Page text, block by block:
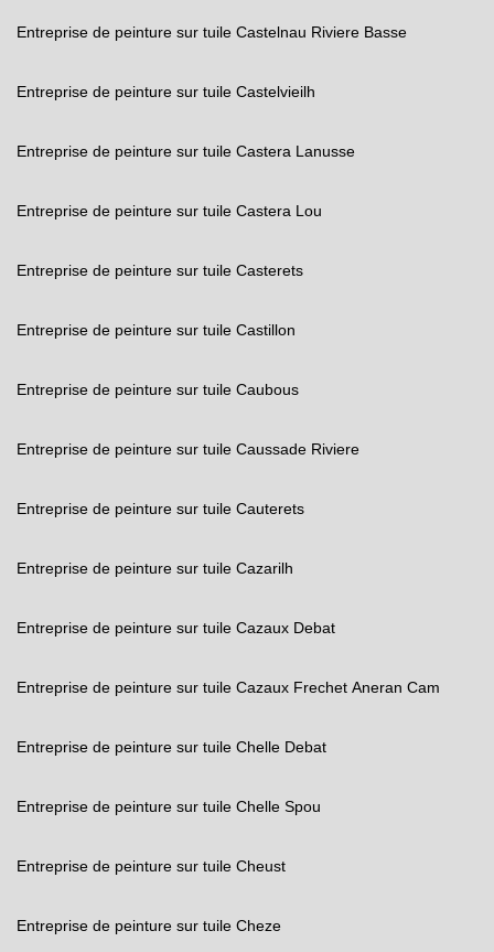
Entreprise de peinture sur tuile Castelnau Riviere Basse
Entreprise de peinture sur tuile Castelvieilh
Entreprise de peinture sur tuile Castera Lanusse
Entreprise de peinture sur tuile Castera Lou
Entreprise de peinture sur tuile Casterets
Entreprise de peinture sur tuile Castillon
Entreprise de peinture sur tuile Caubous
Entreprise de peinture sur tuile Caussade Riviere
Entreprise de peinture sur tuile Cauterets
Entreprise de peinture sur tuile Cazarilh
Entreprise de peinture sur tuile Cazaux Debat
Entreprise de peinture sur tuile Cazaux Frechet Aneran Cam
Entreprise de peinture sur tuile Chelle Debat
Entreprise de peinture sur tuile Chelle Spou
Entreprise de peinture sur tuile Cheust
Entreprise de peinture sur tuile Cheze